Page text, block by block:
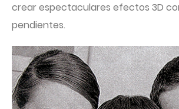
crear espectaculares efectos 3D
pendientes.